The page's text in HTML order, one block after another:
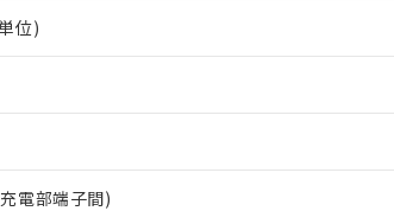
位)
電部端子間)